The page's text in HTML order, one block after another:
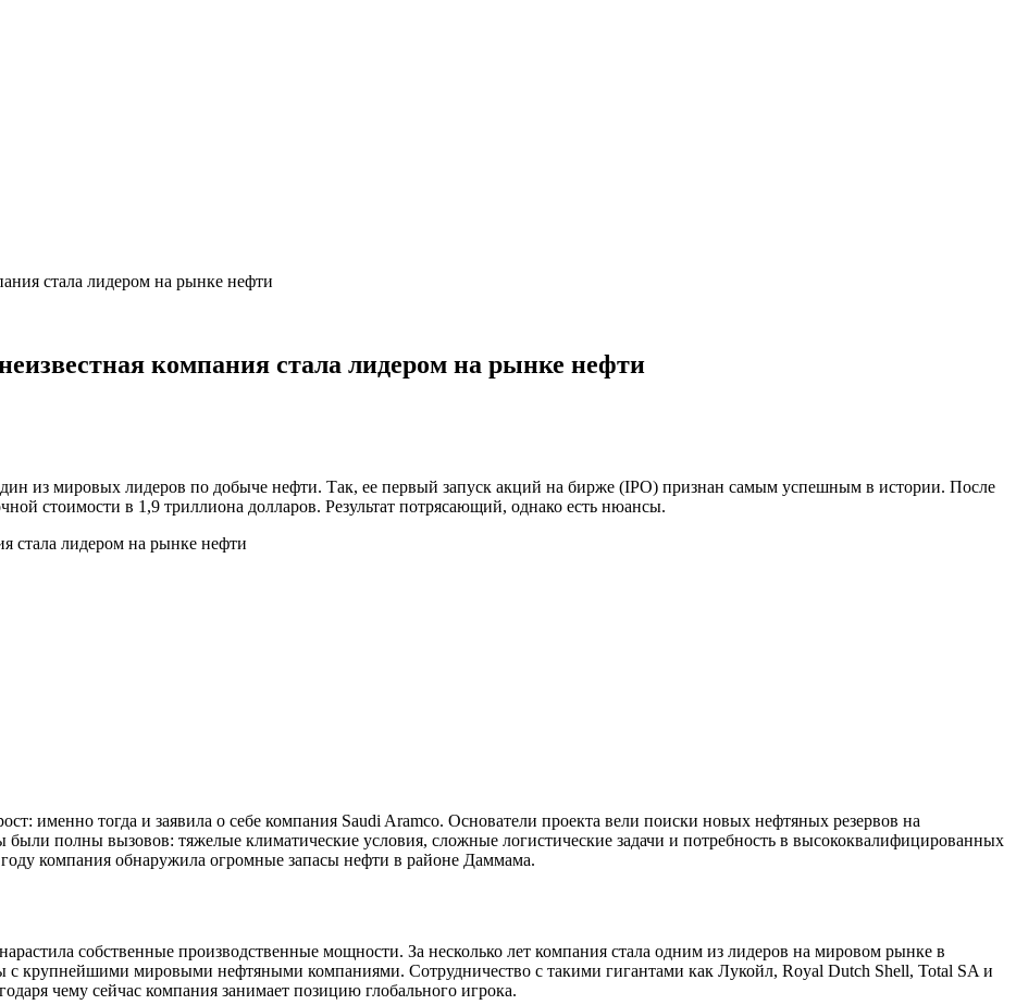
стала лидером на рынке нефти
компания стала лидером на рынке нефти
из мировых лидеров по добыче нефти. Так, ее первый запуск акций на бирже (IPO) признан самым успешным в истории. После
стоимости в 1,9 триллиона долларов. Результат потрясающий, однако есть нюансы.
именно тогда и заявила о себе компания Saudi Aramco. Основатели проекта вели поиски новых нефтяных резервов на
полны вызовов: тяжелые климатические условия, сложные логистические задачи и потребность в высококвалифицированных
компания обнаружила огромные запасы нефти в районе Даммама.
собственные производственные мощности. За несколько лет компания стала одним из лидеров на мировом рынке в
с крупнейшими мировыми нефтяными компаниями. Сотрудничество с такими гигантами как Лукойл, Royal Dutch Shell, Total SA и
чему сейчас компания занимает позицию глобального игрока.